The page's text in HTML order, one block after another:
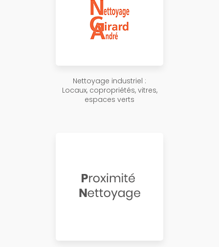
Nettoyage industriel :
Locaux, copropriétés, vitres,
espaces verts